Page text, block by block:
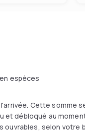
espèces
Cette somme
et débloqué au
selon votre